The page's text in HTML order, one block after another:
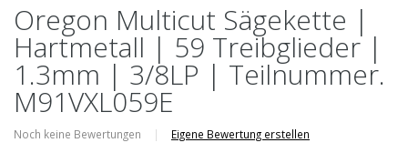
Oregon Multicut Sägekette |
Hartmetall | 59 Treibglieder |
1.3mm | 3/8LP | Teilnummer.
M91VXL059E
Noch keine Bewertungen | Eigene Bewertung erstellen